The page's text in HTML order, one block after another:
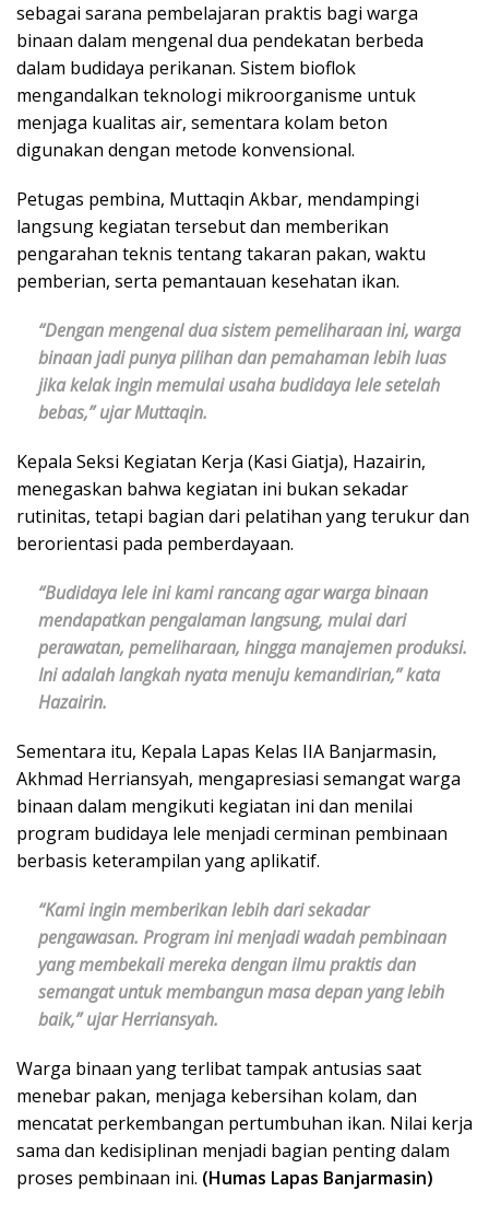
sebagai sarana pembelajaran praktis bagi warga
binaan dalam mengenal dua pendekatan berbeda
dalam budidaya perikanan. Sistem bioflok
mengandalkan teknologi mikroorganisme untuk
menjaga kualitas air, sementara kolam beton
digunakan dengan metode konvensional.
Petugas pembina, Muttaqin Akbar, mendampingi
langsung kegiatan tersebut dan memberikan
pengarahan teknis tentang takaran pakan, waktu
pemberian, serta pemantauan kesehatan ikan.
“Dengan mengenal dua sistem pemeliharaan ini, warga
binaan jadi punya pilihan dan pemahaman lebih luas
jika kelak ingin memulai usaha budidaya lele setelah
bebas,” ujar Muttaqin.
Kepala Seksi Kegiatan Kerja (Kasi Giatja), Hazairin,
menegaskan bahwa kegiatan ini bukan sekadar
rutinitas, tetapi bagian dari pelatihan yang terukur dan
berorientasi pada pemberdayaan.
“Budidaya lele ini kami rancang agar warga binaan
mendapatkan pengalaman langsung, mulai dari
perawatan, pemeliharaan, hingga manajemen produksi.
Ini adalah langkah nyata menuju kemandirian,” kata
Hazairin.
Sementara itu, Kepala Lapas Kelas IIA Banjarmasin,
Akhmad Herriansyah, mengapresiasi semangat warga
binaan dalam mengikuti kegiatan ini dan menilai
program budidaya lele menjadi cerminan pembinaan
berbasis keterampilan yang aplikatif.
“Kami ingin memberikan lebih dari sekadar
pengawasan. Program ini menjadi wadah pembinaan
yang membekali mereka dengan ilmu praktis dan
semangat untuk membangun masa depan yang lebih
baik,” ujar Herriansyah.
Warga binaan yang terlibat tampak antusias saat
menebar pakan, menjaga kebersihan kolam, dan
mencatat perkembangan pertumbuhan ikan. Nilai kerja
sama dan kedisiplinan menjadi bagian penting dalam
proses pembinaan ini. (Humas Lapas Banjarmasin)